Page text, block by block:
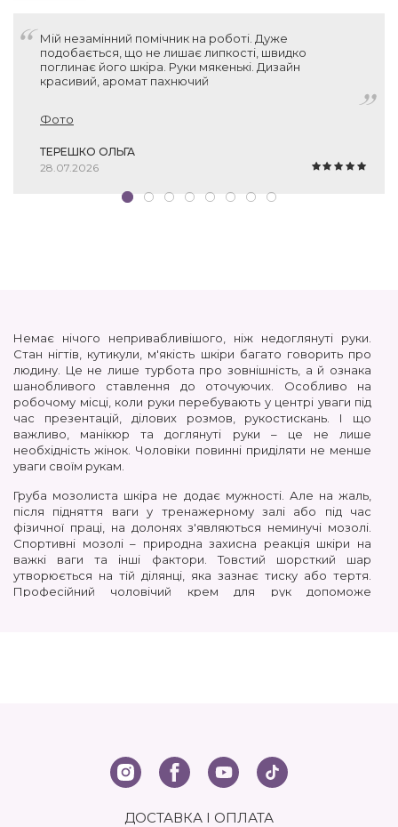
Мій незамінний помічник на роботі. Дуже
подобається, що не лишає липкості, швидко
поглинає його шкіра. Руки мякенькі. Дизайн
красивий, аромат пахнючий
Фото
ТЕРЕШКО ОЛЬГА
28.07.2026
Немає нічого непривабливішого, ніж недоглянуті руки.
Стан нігтів, кутикули, м'якість шкіри багато говорить про
людину. Це не лише турбота про зовнішність, а й ознака
шанобливого ставлення до оточуючих. Особливо на
робочому місці, коли руки перебувають у центрі уваги під
час презентацій, ділових розмов, рукостискань. І що
важливо, манікюр та доглянуті руки – це не лише
необхідність жінок. Чоловіки повинні приділяти не менше
уваги своїм рукам.
Груба мозолиста шкіра не додає мужності. Але на жаль,
після підняття ваги у тренажерному залі або під час
фізичної праці, на долонях з'являються неминучі мозолі.
Спортивні мозолі – природна захисна реакція шкіри на
важкі ваги та інші фактори. Товстий шорсткий шар
утворюється на тій ділянці, яка зазнає тиску або тертя.
Професійний чоловічий крем для рукдопоможе
руки з милом або дезінфікувати антисептиком,
запобігаючи впливу мікробів, бактерій та бруду на
цілях, але не допомагає шкірі утримувати вологу. Під
ДОСТАВКА І ОПЛАТА